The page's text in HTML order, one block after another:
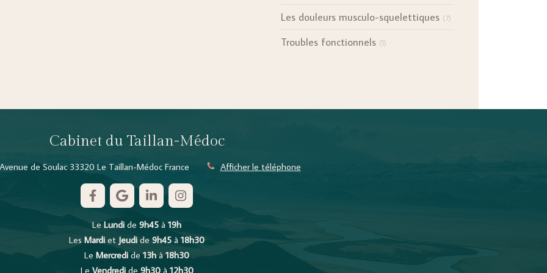
Les douleurs musculo-squelettiques (7)
Troubles fonctionnels (1)
Cabinet du Taillan-Médoc
de Soulac 33320 Le Taillan-Médoc France Afficher le téléphone
Le Lundi de 9h45 à 19h
Les Mardi et Jeudi de 9h45 à 18h30
Le Mercredi de 13h à 18h30
Le Vendredide 9h30à 12h30